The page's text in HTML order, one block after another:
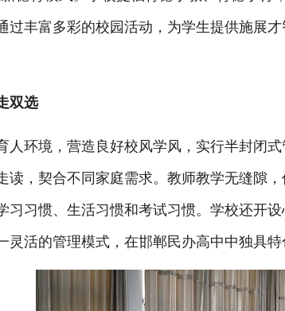
过丰富多彩的校园活动，为学生提供施展
双选
环境，营造良好校风学风，实行半封闭式
读，契合不同家庭需求。教师教学无缝隙
习习惯、生活习惯和考试习惯。学校还开
灵活的管理模式，在邯郸民办高中中独具